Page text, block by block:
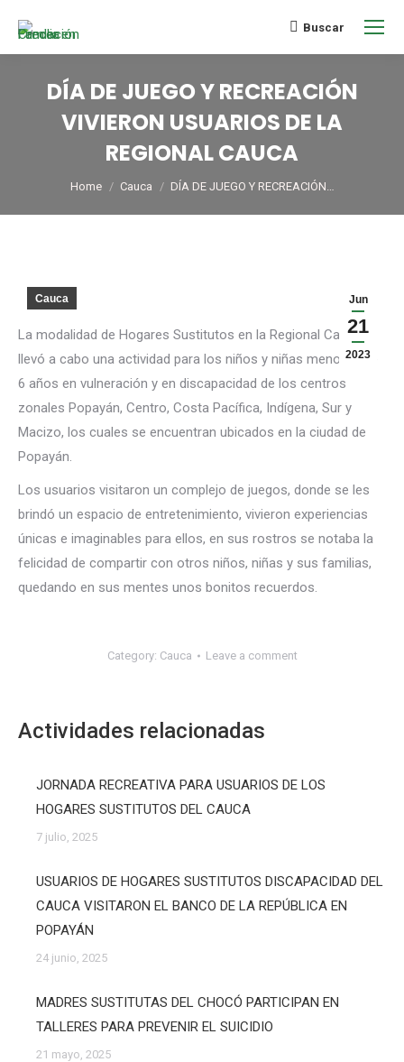
Buscar
DÍA DE JUEGO Y RECREACIÓN
VIVIERON USUARIOS DE LA
REGIONAL CAUCA
You are here:
Home Cauca DÍA DE JUEGO Y RECREACIÓN…
Jun
21
2023
Cauca
La modalidad de Hogares Sustitutos en la Regional Cauca,
llevó a cabo una actividad para los niños y niñas menores de
6 años en vulneración y en discapacidad de los centros
zonales Popayán, Centro, Costa Pacífica, Indígena, Sur y
Macizo, los cuales se encuentran ubicados en la ciudad de
Popayán.
Los usuarios visitaron un complejo de juegos, donde se les
brindó un espacio de entretenimiento, vivieron experiencias
únicas e imaginables para ellos, en sus rostros se notaba la
felicidad de compartir con otros niños, niñas y sus familias,
quedando en sus mentes unos bonitos recuerdos.
Category: Cauca Leave a comment
Actividades relacionadas
JORNADA RECREATIVA PARA USUARIOS DE LOS
HOGARES SUSTITUTOS DEL CAUCA
7 julio, 2025
USUARIOS DE HOGARES SUSTITUTOS DISCAPACIDAD DEL
CAUCA VISITARON EL BANCO DE LA REPÚBLICA EN
POPAYÁN
24 junio, 2025
MADRES SUSTITUTAS DEL CHOCÓ PARTICIPAN EN
TALLERES PARA PREVENIR EL SUICIDIO
21 mayo, 2025